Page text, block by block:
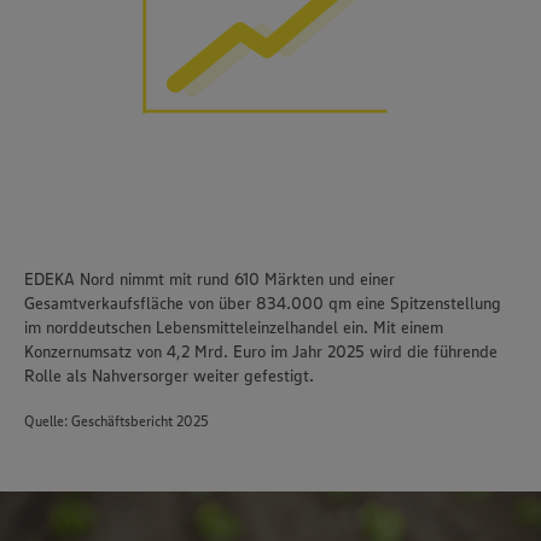
EDEKA Nord nimmt mit rund 610 Märkten und einer
Gesamtverkaufsfläche von über 834.000 qm eine Spitzenstellung
im norddeutschen Lebensmitteleinzelhandel ein. Mit einem
Konzernumsatz von 4,2 Mrd. Euro im Jahr 2025 wird die führende
Rolle als Nahversorger weiter gefestigt.
Quelle: Geschäftsbericht 2025